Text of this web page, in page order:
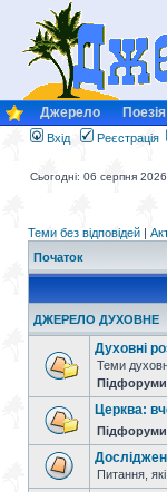
Джерело Поезія
Вхід Реєстрація
Сьогодні: 06 серпня
Теми без відповідей |
Початок
ДЖЕРЕЛО ДУХОВНЕ
Духовні
Теми
Церква:
Питання,